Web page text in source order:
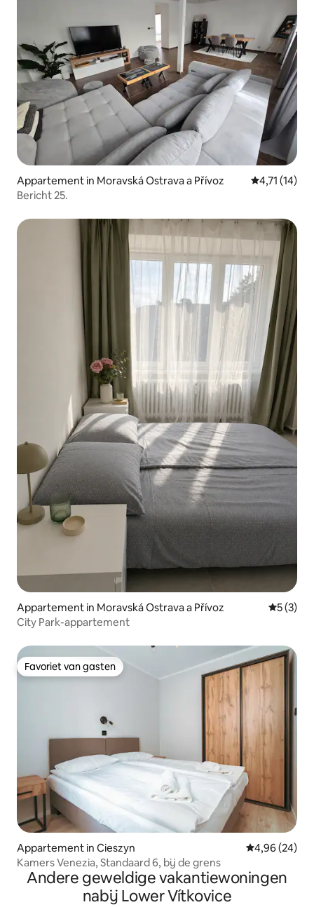
Appartement in Moravská Ostrava a Přívoz Gemiddelde
4,71 (14)
Bericht 25.
Appartement in Moravská Ostrava a Přívoz
5 (3)
City Park-appartement
Favoriet van gasten
Favoriet van gasten
Appartement in Cieszyn Gemiddelde
4,96 (24)
Kamers Venezia, Standaard 6, bij de grens
Andere geweldige vakantiewoningen
nabij Lower Vítkovice